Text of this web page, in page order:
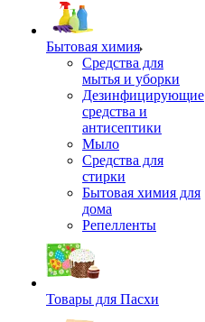
Бытовая химия
Средства для
мытья и уборки
Дезинфицирующие
средства и
антисептики
Мыло
Средства для
стирки
Бытовая химия для
дома
Репелленты
Товары для Пасхи